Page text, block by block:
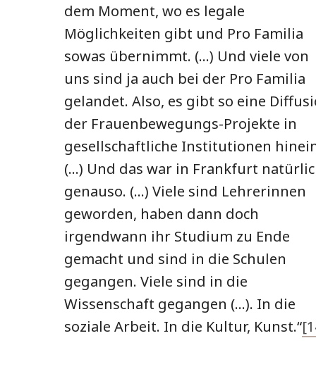
dem Moment, wo es legale
Möglichkeiten gibt und Pro Familia
sowas übernimmt. (…) Und viele von
uns sind ja auch bei der Pro Familia
gelandet. Also, es gibt so eine
der Frauenbewegungs-Projekte in
gesellschaftliche Institutionen
(…) Und das war in Frankfurt
genauso. (…) Viele sind Lehrerinnen
geworden, haben dann doch
irgendwann ihr Studium zu Ende
gemacht und sind in die Schulen
gegangen. Viele sind in die
Wissenschaft gegangen (…). In die
soziale Arbeit. In die Kultur, Kunst.“